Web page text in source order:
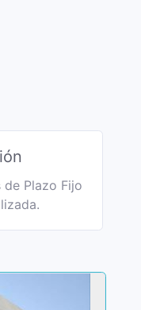
Plazo Fijo